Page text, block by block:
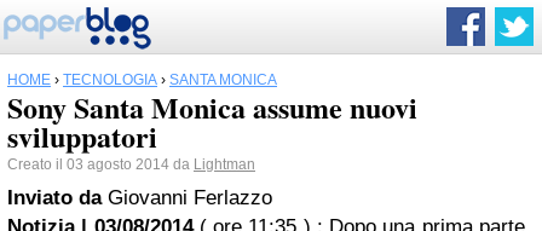
HOME › TECNOLOGIA › SANTA MONICA
Sony Santa Monica assume nuovi
sviluppatori
Creato il 03 agosto 2014 da Lightman
Inviato da Giovanni Ferlazzo